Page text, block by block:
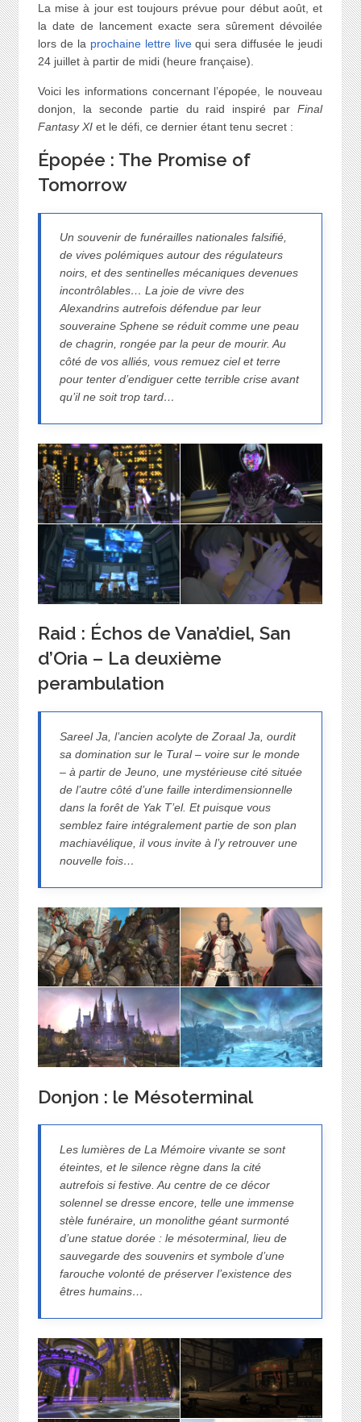
La mise à jour est toujours prévue pour début août, et
la date de lancement exacte sera sûrement dévoilée
lors de la prochaine lettre livequi sera diffusée le jeudi
24 juillet à partir de midi (heure française).
Voici les informations concernant l’épopée, le nouveau
donjon, la seconde partie du raid inspiré parFinal
Fantasy XIet le défi, ce dernier étant tenu secret :
Épopée : The Promise of
Tomorrow
Un souvenir de funérailles nationales falsifié,
de vives polémiques autour des régulateurs
noirs, et des sentinelles mécaniques devenues
incontrôlables… La joie de vivre des
Alexandrins autrefois défendue par leur
souveraine Sphene se réduit comme une peau
de chagrin, rongée par la peur de mourir. Au
côté de vos alliés, vous remuez ciel et terre
pour tenter d’endiguer cette terrible crise avant
qu’il ne soit trop tard…
Raid : Échos de Vana’diel, San
d’Oria – La deuxième
perambulation
Sareel Ja, l’ancien acolyte de Zoraal Ja, ourdit
sa domination sur le Tural – voire sur le monde
– à partir de Jeuno, une mystérieuse cité située
de l’autre côté d’une faille interdimensionnelle
dans la forêt de Yak T’el. Et puisque vous
semblez faire intégralement partie de son plan
machiavélique, il vous invite à l’y retrouver une
nouvelle fois…
Donjon : le Mésoterminal
Les lumières de La Mémoire vivante se sont
éteintes, et le silence règne dans la cité
autrefois si festive. Au centre de ce décor
solennel se dresse encore, telle une immense
stèle funéraire, un monolithe géant surmonté
d’une statue dorée : le mésoterminal, lieu de
sauvegarde des souvenirs et symbole d’une
farouche volonté de préserver l’existence des
êtres humains…